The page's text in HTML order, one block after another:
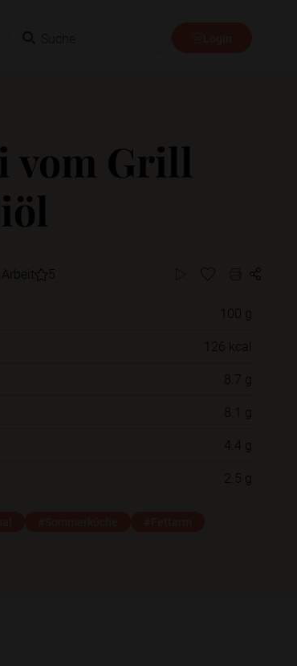
vom Grill
5
100 g
126 kcal
8.7 g
8.1 g
4.4 g
2.5 g